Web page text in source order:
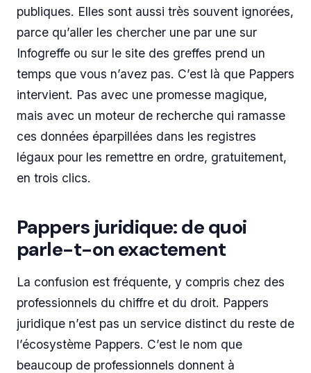
publiques. Elles sont aussi très souvent ignorées,
parce qu’aller les chercher une par une sur
Infogreffe ou sur le site des greffes prend un
temps que vous n’avez pas. C’est là que Pappers
intervient. Pas avec une promesse magique,
mais avec un moteur de recherche qui ramasse
ces données éparpillées dans les registres
légaux pour les remettre en ordre, gratuitement,
en trois clics.
Pappers juridique: de quoi
parle-t-on exactement
La confusion est fréquente, y compris chez des
professionnels du chiffre et du droit. Pappers
juridique n’est pas un service distinct du reste de
l’écosystème Pappers. C’est le nom que
beaucoup de professionnels donnent à